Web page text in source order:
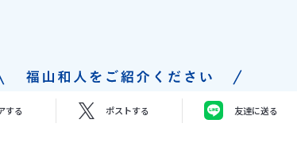
する ポストする 友達に送る